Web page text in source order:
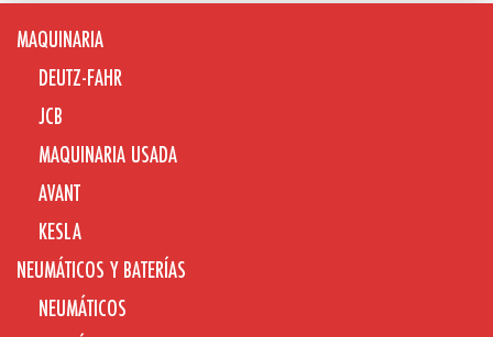
MAQUINARIA
DEUTZ-FAHR
JCB
MAQUINARIA USADA
AVANT
KESLA
NEUMÁTICOS Y BATERÍAS
NEUMÁTICOS